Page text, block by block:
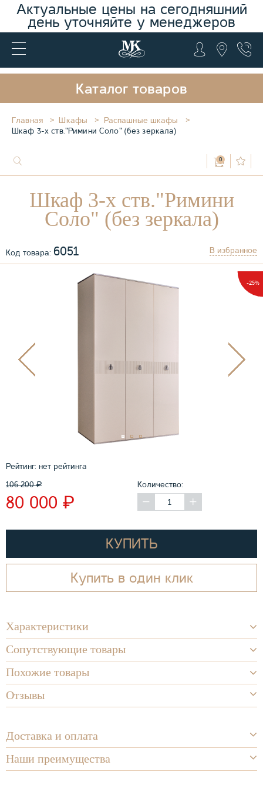
Актуальные цены на сегодняшний
день уточняйте у менеджеров
Каталог товаров
Главная Шкафы
Распашные шкафы
Шкаф 3-х ств."Римини Соло" (без зеркала)
0
Шкаф 3-х ств."Римини
Соло" (без зеркала)
Код товара: 6051 В избранное
-25%
Рейтинг: нет рейтинга
106 200₽
80 000 ₽
Количество:
КУПИТЬ
Купить в один клик
Характеристики
Сопутствующие товары
Похожие товары
Отзывы
Доставка и оплата
Наши преимущества